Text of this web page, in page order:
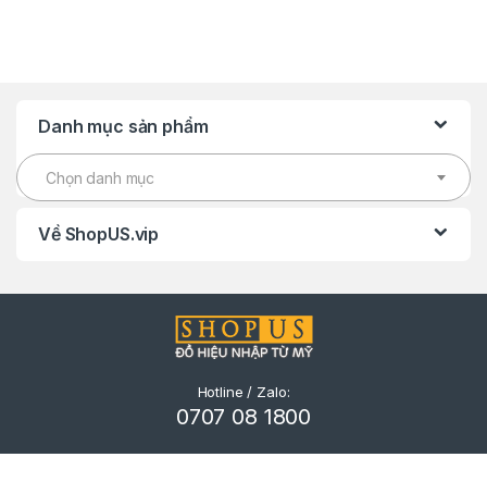
Danh mục sản phẩm
Chọn danh mục
Về ShopUS.vip
Hotline / Zalo:
0707 08 1800